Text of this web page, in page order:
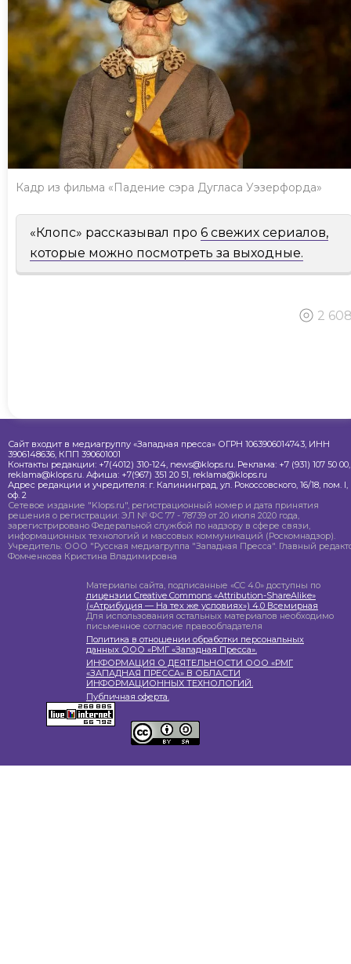
Кадр из фильма «Падение сэра Дугласа Уэзерфорда»
«Клопс» рассказывал про 6 свежих сериалов,
которые можно посмотреть за выходные.
2
Сайт входит в медиагруппу «Западная пресса» ОГРН 1063906014743, ИНН
3906148636, КПП 390601001
Контакты редакции: +7(4012) 310-124, news@klops.ru. Реклама: +7 (931) 107 50 00,
reklama@klops.ru. Афиша: +7(967) 351 20 51, reklama@klops.ru
Адрес редакции и учредителя: г. Калининград, ул. Рокоссовского, 16/18, пом. I,
оф. 2
Сетевое издание "Klops.ru", регистрационный номер и дата принятия
решения о регистрации: ЭЛ № ФС 77 - 78739 от 20 июля 2020 года,
зарегистрировано Федеральной службой по надзору в сфере связи,
информационных технологий и массовых коммуникаций (Роскомнадзор).
Учредитель: ООО "Русская медиагруппа "Западная Пресса". Главный
Фомченкова Кристина Владимировна
Материалы сайта, подписанные «CC 4.0» доступны по
лицензии Creative Commons «Attribution-ShareAlike»
(«Атрибуция — На тех же условиях») 4.0 Всемирная
Для использования остальных материалов необходимо
письменное согласие правообладателя
Политика в отношении обработки персональных
данных ООО «РМГ «Западная Пресса».
ИНФОРМАЦИЯ О ДЕЯТЕЛЬНОСТИ ООО «РМГ
«ЗАПАДНАЯ ПРЕССА» В ОБЛАСТИ
ИНФОРМАЦИОННЫХ ТЕХНОЛОГИЙ.
Публичная оферта.